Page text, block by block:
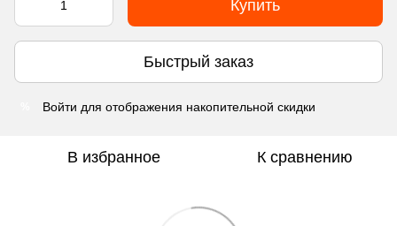
Купить
Быстрый заказ
Войти для отображения накопительной скидки
В избранное К сравнению